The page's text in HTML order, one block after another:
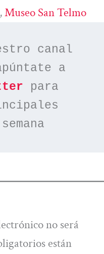
, Museo San Telmo
canal
a
para
no será
están